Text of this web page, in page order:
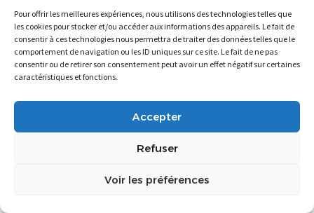
Pour offrir les meilleures expériences, nous utilisons des technologies telles que
les cookies pour stocker et/ou accéder aux informations des appareils. Le fait de
consentir à ces technologies nous permettra de traiter des données telles que le
comportement de navigation ou les ID uniques sur ce site. Le fait de ne pas
consentir ou de retirer son consentement peut avoir un effet négatif sur certaines
caractéristiques et fonctions.
Accepter
Refuser
Voir les préférences